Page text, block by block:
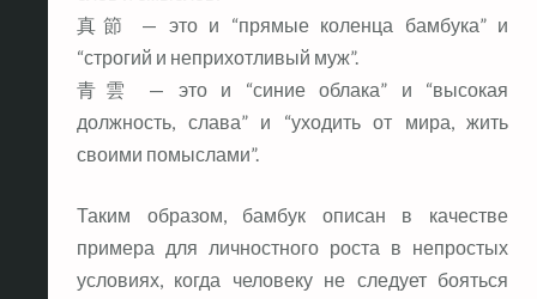
真節 — это и “прямые коленца бамбука” и
“строгий и неприхотливый муж”.
青雲 — это и “синие облака” и “высокая
должность, слава” и “уходить от мира, жить
своими помыслами”.
Таким образом, бамбук описан в качестве
примера для личностного роста в непростых
условиях, когда человеку не следует бояться